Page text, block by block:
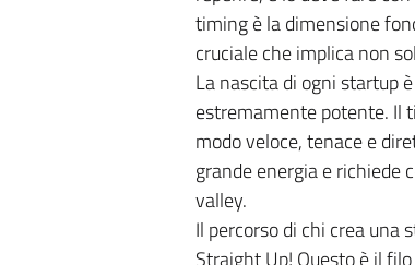
timing è la dimensione
cruciale che implica non
La nascita di ogni startup
estremamente potente. Il
modo veloce, tenace e
grande energia e richiede
valley.
Il percorso di chi crea una
Straight Up! Questo è il